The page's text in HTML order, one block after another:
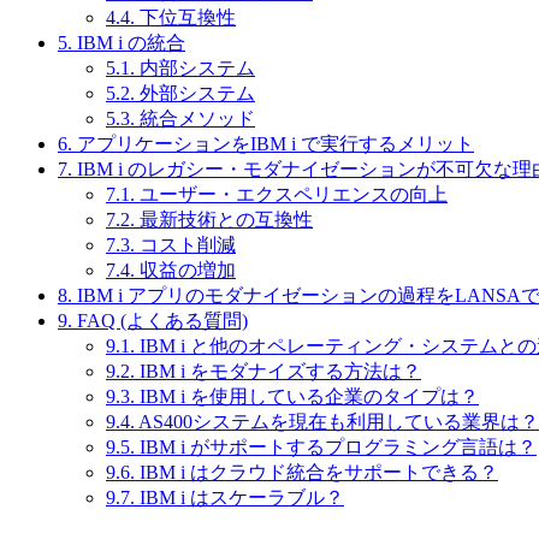
4.4. 下位互換性
5. IBM i の統合
5.1. 内部システム
5.2. 外部システム
5.3. 統合メソッド
6. アプリケーションをIBM i で実行するメリット
7. IBM i のレガシー・モダナイゼーションが不可欠な理
7.1. ユーザー・エクスペリエンスの向上
7.2. 最新技術との互換性
7.3. コスト削減
7.4. 収益の増加
8. IBM i アプリのモダナイゼーションの過程をLANSA
9. FAQ (よくある質問)
9.1. IBM i と他のオペレーティング・システムとの
9.2. IBM i をモダナイズする方法は？
9.3. IBM i を使用している企業のタイプは？
9.4. AS400システムを現在も利用している業界は？
9.5. IBM i がサポートするプログラミング言語は？
9.6. IBM i はクラウド統合をサポートできる？
9.7. IBM i はスケーラブル？